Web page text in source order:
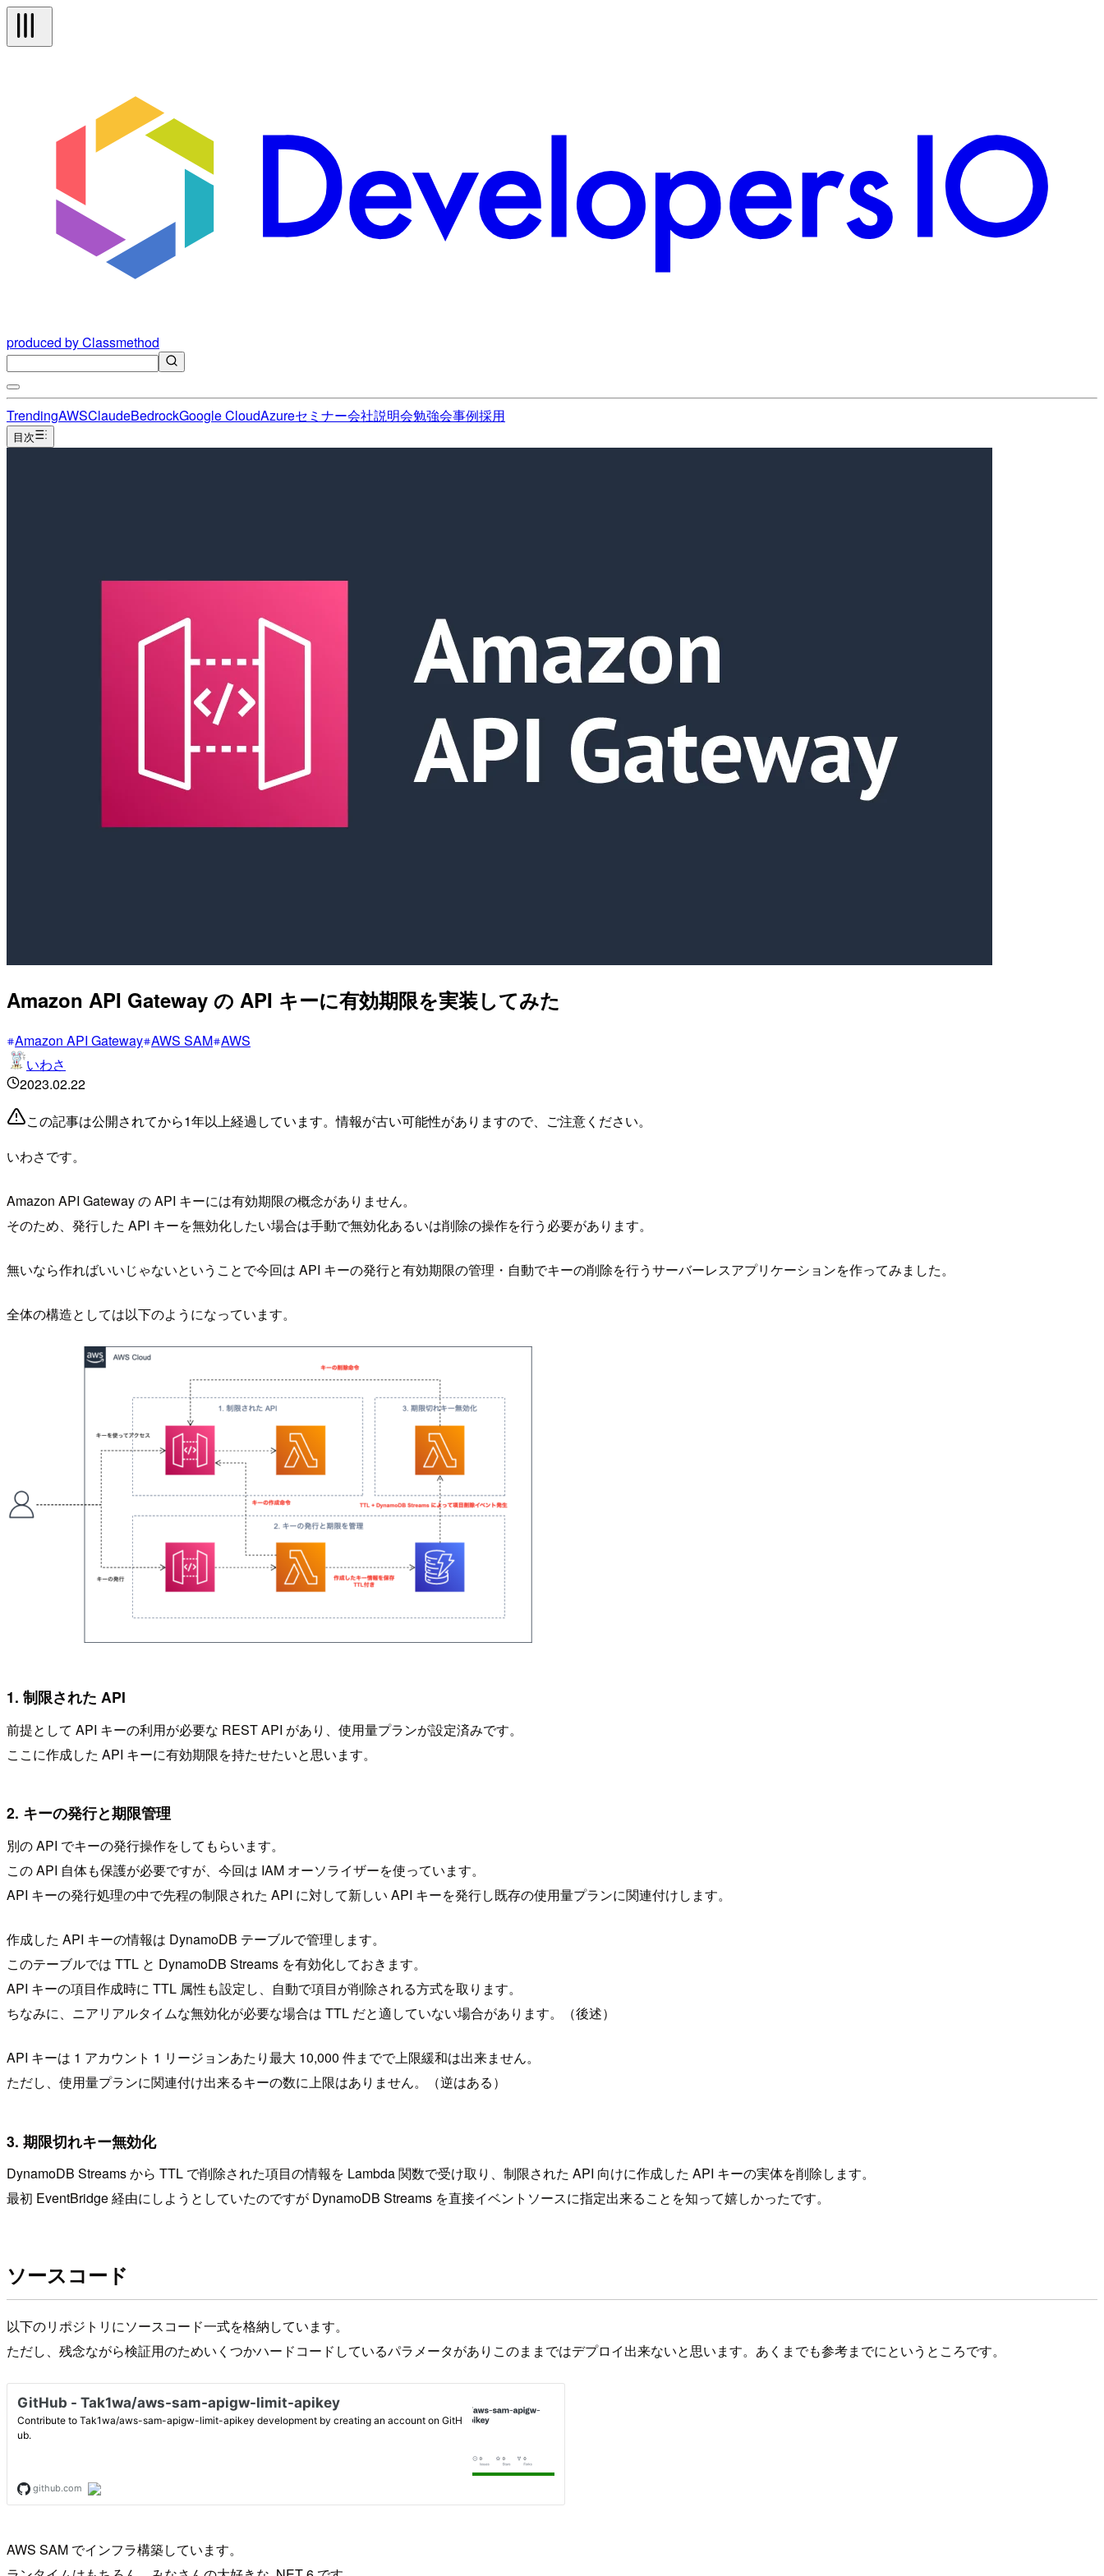
produced by Classmethod
TrendingAWSClaudeBedrockGoogle CloudAzureセミナー会社説明会勉強会事例採用
目次
Amazon API Gateway の API キーに有効期限を実装してみた
Amazon API Gateway AWS SAM AWS
いわさ
2023.02.22
この記事は公開されてから1年以上経過しています。情報が古い可能性がありますので、ご注意ください。
いわさです。
Amazon API Gateway の API キーには有効期限の概念がありません。
そのため、発行した API キーを無効化したい場合は手動で無効化あるいは削除の操作を行う必要があります。
無いなら作ればいいじゃないということで今回は API キーの発行と有効期限の管理・自動でキーの削除を行うサーバーレスアプリケーションを作ってみました。
全体の構造としては以下のようになっています。
1. 制限された API
前提として API キーの利用が必要な REST API があり、使用量プランが設定済みです。
ここに作成した API キーに有効期限を持たせたいと思います。
2. キーの発行と期限管理
別の API でキーの発行操作をしてもらいます。
この API 自体も保護が必要ですが、今回は IAM オーソライザーを使っています。
API キーの発行処理の中で先程の制限された API に対して新しい API キーを発行し既存の使用量プランに関連付けします。
作成した API キーの情報は DynamoDB テーブルで管理します。
このテーブルでは TTL と DynamoDB Streams を有効化しておきます。
API キーの項目作成時に TTL 属性も設定し、自動で項目が削除される方式を取ります。
ちなみに、ニアリアルタイムな無効化が必要な場合は TTL だと適していない場合があります。（後述）
API キーは 1 アカウント 1 リージョンあたり最大 10,000 件までで上限緩和は出来ません。
ただし、使用量プランに関連付け出来るキーの数に上限はありません。（逆はある）
3. 期限切れキー無効化
DynamoDB Streams から TTL で削除された項目の情報を Lambda 関数で受け取り、制限された API 向けに作成した API キーの実体を削除します。
最初 EventBridge 経由にしようとしていたのですが DynamoDB Streams を直接イベントソースに指定出来ることを知って嬉しかったです。
ソースコード
以下のリポジトリにソースコード一式を格納しています。
ただし、残念ながら検証用のためいくつかハードコードしているパラメータがありこのままではデプロイ出来ないと思います。あくまでも参考までにというところです。
AWS SAM でインフラ構築しています。